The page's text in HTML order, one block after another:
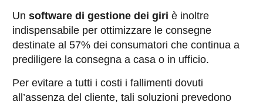
Un software di gestione dei giri è inoltre
indispensabile per ottimizzare le consegne
destinate al 57% dei consumatori che continua a
prediligere la consegna a casa o in ufficio.
Per evitare a tutti i costi i fallimenti dovuti
all’assenza del cliente, tali soluzioni prevedono